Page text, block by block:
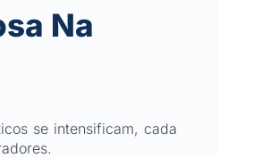
Na
se intensificam, cada